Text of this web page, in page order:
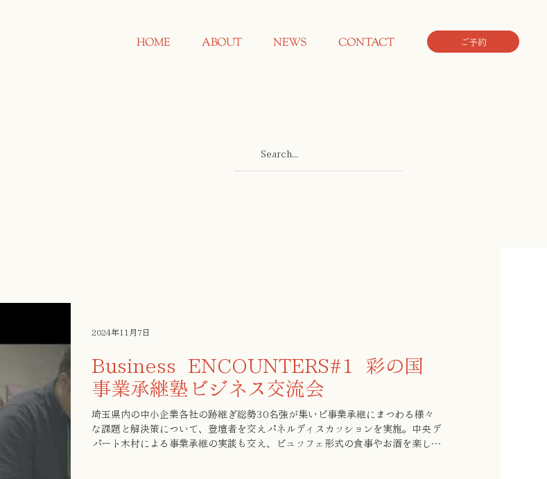
HOME ABOUT NEWS CONTACT ご予約
Business ENCOUNTERS#1 彩の国
事業承継塾ビジネス交流会
埼玉県内の中小企業各社の跡継ぎ総勢30名強が集いビ事業承継にまつわる様々
な課題と解決策について、登壇者を交えパネルディスカッションを実施。中央デ
パート木村による事業承継の実談も交え、ビュッフェ形式の食事やお酒を楽しみ
2024年11月7日